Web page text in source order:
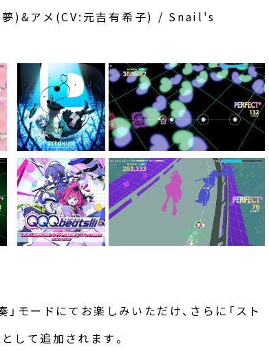
)&アメ(CV:元吉有希子) / Snail's
モードにてお楽しみいただけ、さらに「スト
して追加されます。